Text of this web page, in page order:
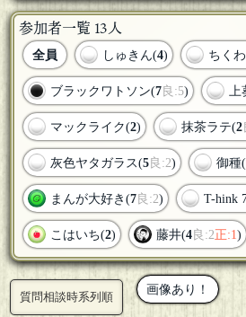
参加者一覧 13人
全員 しゅきん(4) ちく
ブラックワトソン(7良:5) 上
マックライク(2) 抹茶ラテ(2
灰色ヤタガラス(5良:2) 御種(
まんが大好き(7良:2) T-hink
こはいち(2) 藤井(4良:2正:1)
質問相談時系列順
画像あり！